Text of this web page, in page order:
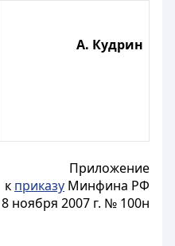
А. Кудрин
Приложение
к приказу Минфина РФ
ноября 2007 г. № 100н